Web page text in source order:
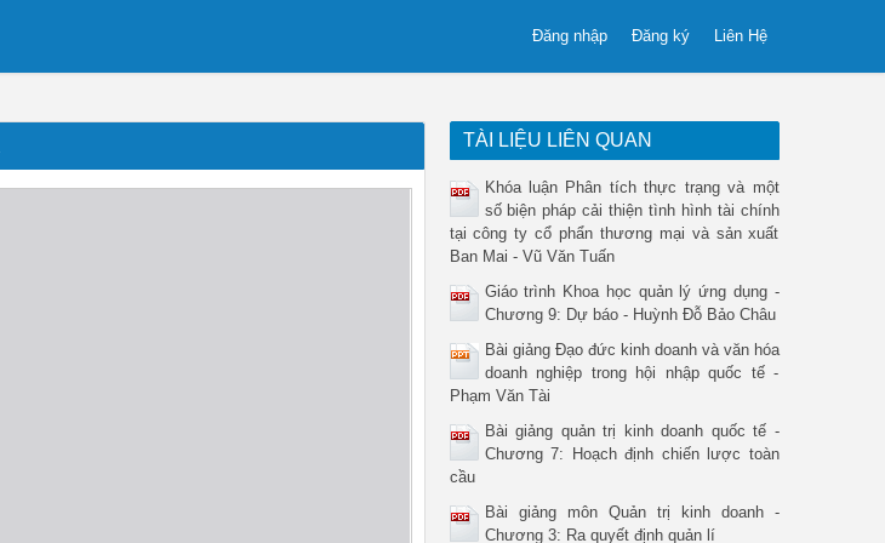
Liên Hệ
Đăng ký
Đăng nhập
TÀI LIỆU LIÊN QUAN
Khóa luận Phân tích thực trạng và một
số biện pháp cải thiện tình hình tài chính
tại công ty cổ phẩn thương mại và sản xuất
Ban Mai - Vũ Văn Tuấn
Giáo trình Khoa học quản lý ứng dụng -
Chương 9: Dự báo - Huỳnh Đỗ Bảo Châu
Bài giảng Đạo đức kinh doanh và văn hóa
doanh nghiệp trong hội nhập quốc tế -
Phạm Văn Tài
Bài giảng quản trị kinh doanh quốc tế -
Chương 7: Hoạch định chiến lược toàn
cầu
Bài giảng môn Quản trị kinh doanh -
Chương 3: Ra quyết định quản lí